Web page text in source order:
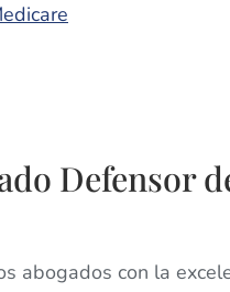
Defensor
abogados con la